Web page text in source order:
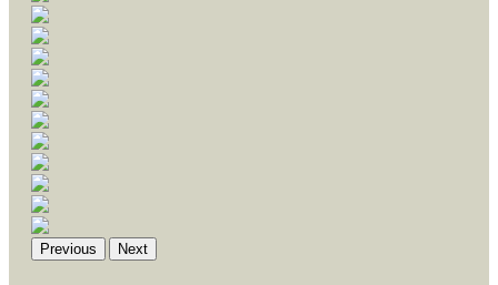
Previous Next